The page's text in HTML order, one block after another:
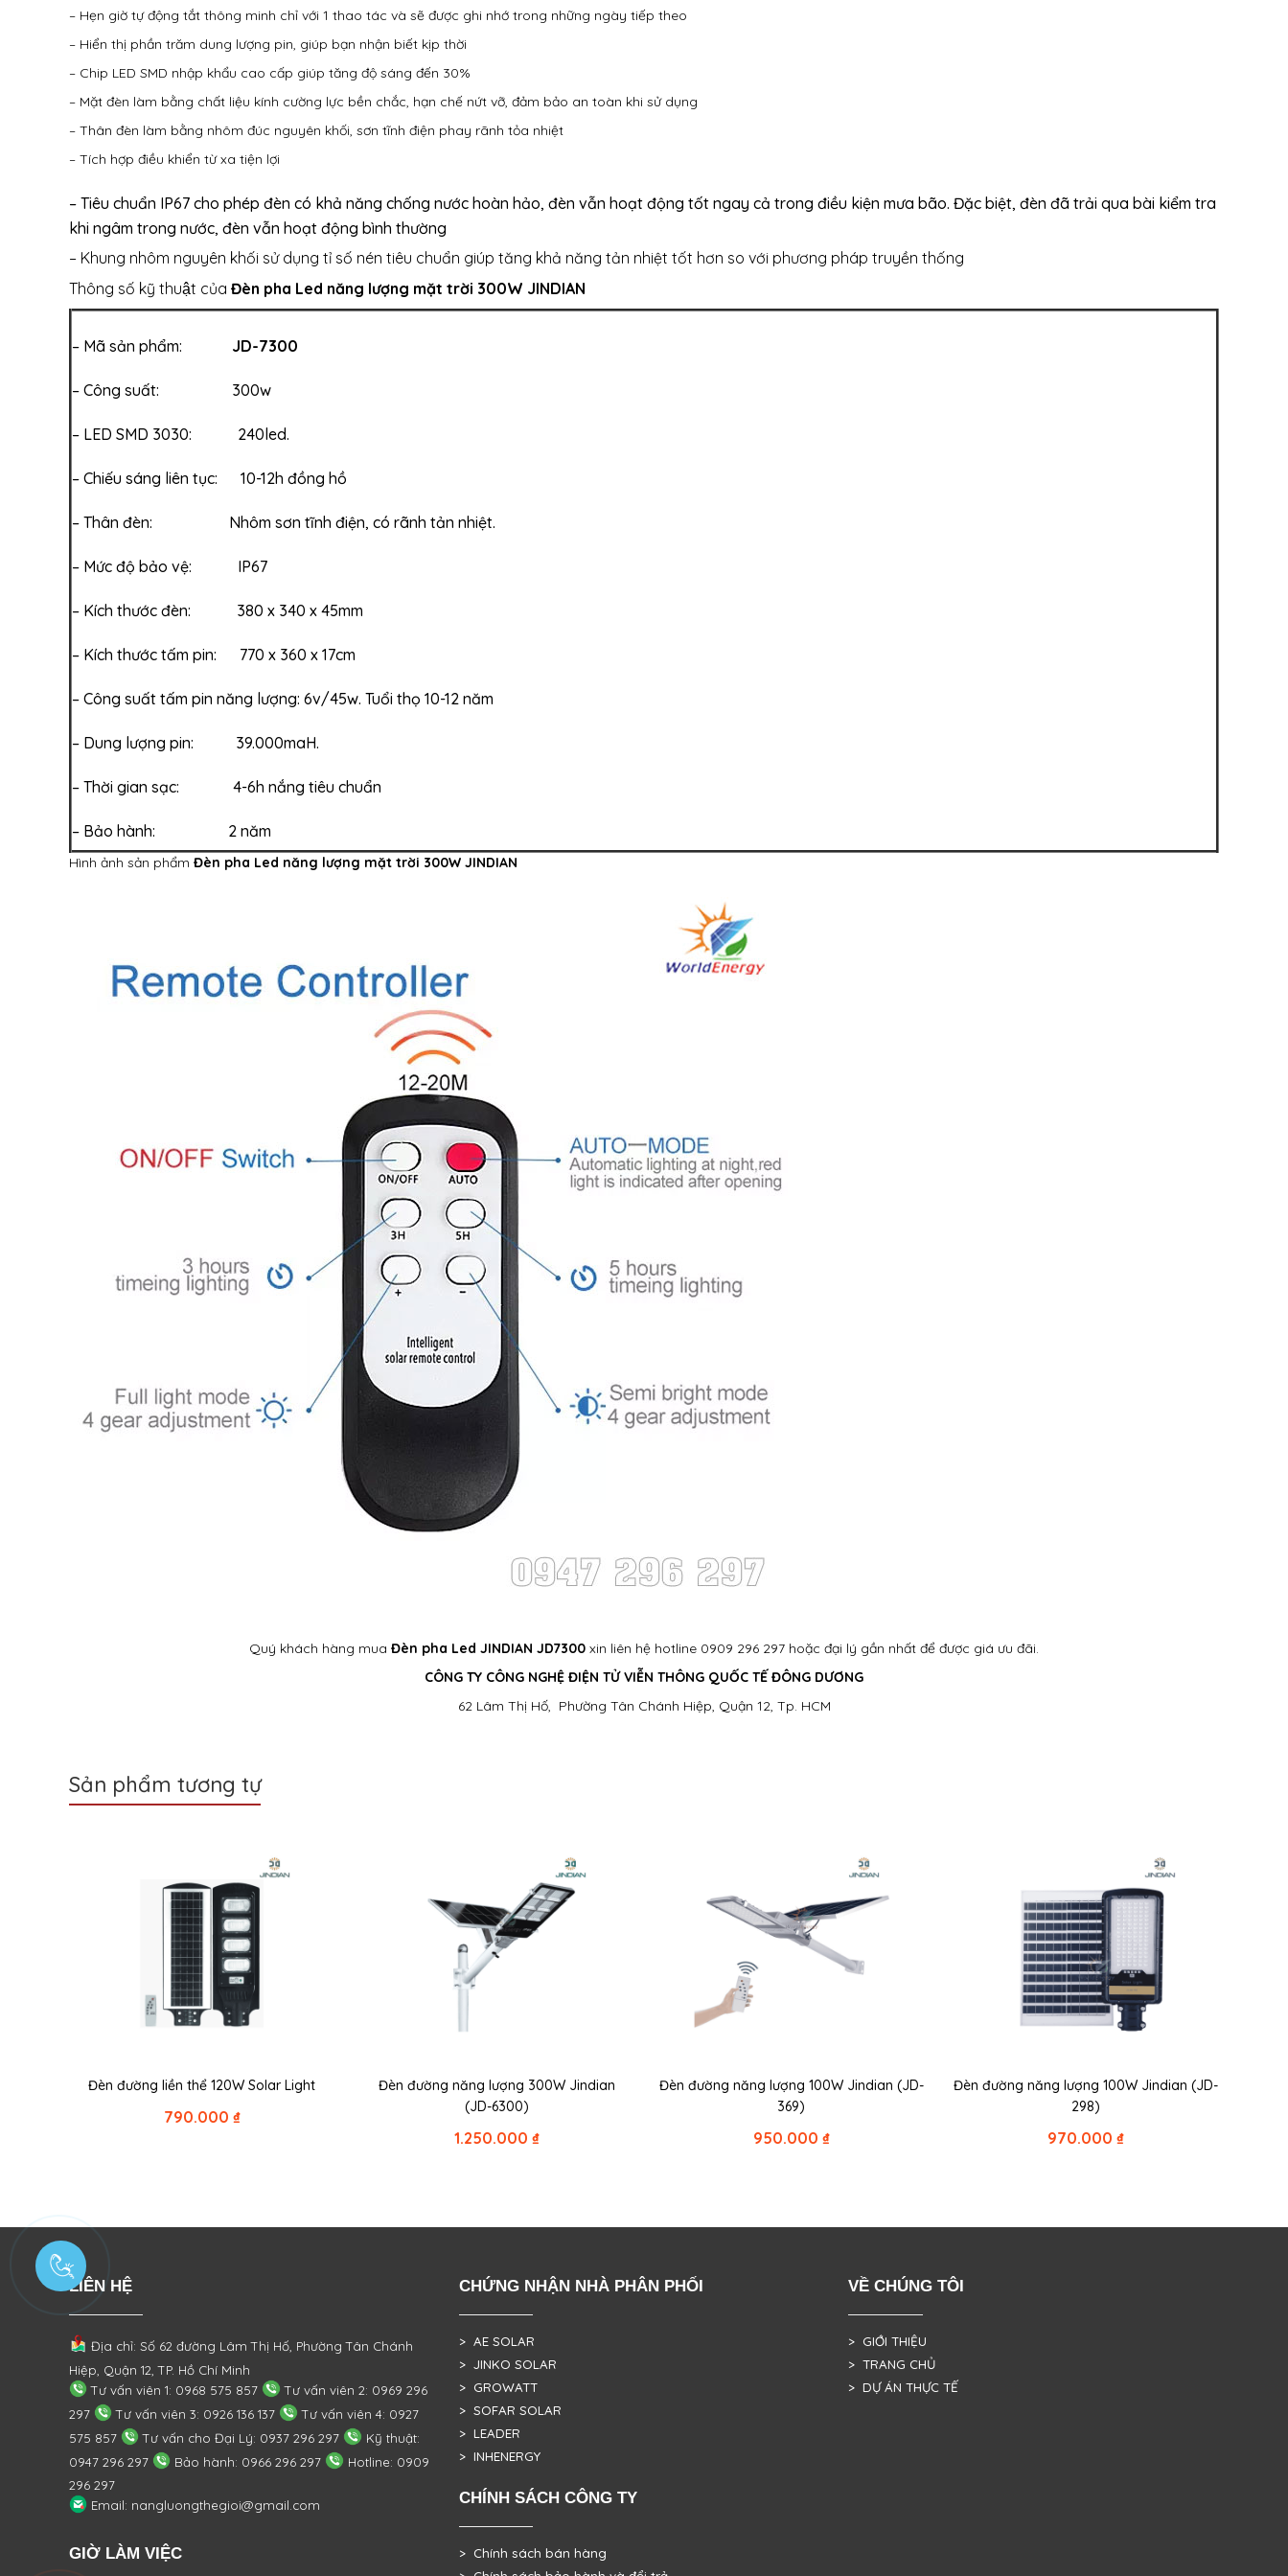
– Hẹn giờ tự động tắt thông minh chỉ với 1 thao tác và sẽ được ghi nhớ trong những ngày tiếp theo
– Hiển thị phần trăm dung lượng pin, giúp bạn nhận biết kịp thời
– Chip LED SMD nhập khẩu cao cấp giúp tăng độ sáng đến 30%
– Mặt đèn làm bằng chất liệu kính cường lực bền chắc, hạn chế nứt vỡ, đảm bảo an toàn khi sử dụng
– Thân đèn làm bằng nhôm đúc nguyên khối, sơn tĩnh điện phay rãnh tỏa nhiệt
– Tích hợp điều khiển từ xa tiện lợi
– Tiêu chuẩn IP67 cho phép đèn có khả năng chống nước hoàn hảo, đèn vẫn hoạt động tốt ngay cả trong điều kiện mưa bão. Đặc biệt, đèn đã trải qua bài kiểm tra
khi ngâm trong nước, đèn vẫn hoạt động bình thường
– Khung nhôm nguyên khối sử dụng tỉ số nén tiêu chuẩn giúp tăng khả năng tản nhiệt tốt hơn so với phương pháp truyền thống
Thông số kỹ thuật của Đèn pha Led năng lượng mặt trời 300W JINDIAN
– Mã sản phẩm: JD-7300
– Công suất: 300w
– LED SMD 3030: 240led.
– Chiếu sáng liên tục: 10-12h đồng hồ
– Thân đèn: Nhôm sơn tĩnh điện, có rãnh tản nhiệt.
– Mức độ bảo vệ: IP67
– Kích thước đèn: 380 x 340 x 45mm
– Kích thước tấm pin: 770 x 360 x 17cm
– Công suất tấm pin năng lượng: 6v/45w. Tuổi thọ 10-12 năm
– Dung lượng pin: 39.000maH.
– Thời gian sạc: 4-6h nắng tiêu chuẩn
– Bảo hành: 2 năm
Hình ảnh sản phẩm Đèn pha Led năng lượng mặt trời 300W JINDIAN
Quý khách hàng mua Đèn pha Led JINDIAN JD7300 xin liên hệ hotline 0909 296 297 hoặc đại lý gần nhất để được giá ưu đãi.
CÔNG TY CÔNG NGHỆ ĐIỆN TỬ VIỄN THÔNG QUỐC TẾ ĐÔNG DƯƠNG
62 Lâm Thị Hố, Phường Tân Chánh Hiệp, Quận 12, Tp. HCM
Sản phẩm tương tự
Đèn đường liền thể 120W Solar Light
790.000 ₫
Đèn đường năng lượng 300W Jindian
(JD-6300)
1.250.000 ₫
Đèn đường năng lượng 100W Jindian (JD-
369)
950.000 ₫
Đèn đường năng lượng 100W Jindian (JD-
298)
970.000₫
LIÊN HỆ
Địa chỉ: Số 62 đường Lâm Thị Hố, PhườngTân Chánh
Hiệp, Quận 12, TP. Hồ Chí Minh
Tư vấn viên 1: 0968 575 857
Tư vấn viên 2: 0969 296
297
Tư vấn viên 3: 0926 136 137
Tư vấn viên 4: 0927
575 857
Tư vấn cho Đại Lý: 0937 296 297
Kỹ thuật:
0947 296 297
Bảo hành: 0966 296 297
Hotline: 0909
296 297
Email: nangluongthegioi@gmail.com
GIỜ LÀM VIỆC
CHỨNG NHẬN NHÀ PHÂN PHỐI
> AE SOLAR
> JINKO SOLAR
> GROWATT
> SOFAR SOLAR
> LEADER
> INHENERGY
CHÍNH SÁCH CÔNG TY
> Chính sách bán hàng
VỀ CHÚNG TÔI
> GIỚI THIỆU
> TRANG CHỦ
> DỰ ÁN THỰC TẾ